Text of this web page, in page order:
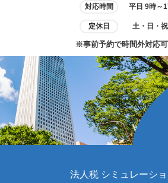
対応時間 平日 9時～
定休日 土・日・祝
※事前予約で時間外対応
法人税 シミュレーシ